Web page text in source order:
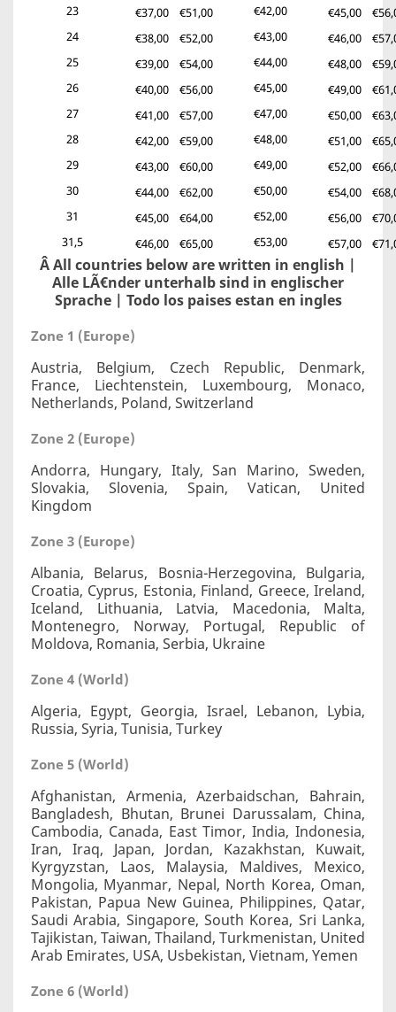
23 €37,00 €51,00 €42,00 €45,00
24
€38,00 €52,00 €43,00 €46,00
25
€39,00 €54,00 €44,00 €48,00
26
€40,00 €56,00 €45,00 €49,00
27
€41,00 €57,00 €47,00 €50,00
28
€42,00 €59,00 €48,00 €51,00
29
€43,00 €60,00 €49,00 €52,00
30
€44,00 €62,00 €50,00 €54,00
31
€45,00 €64,00 €52,00 €56,00
31,5
€46,00 €65,00 €53,00 €57,00
Â All countries below are written in english |
Alle LÃ€nder unterhalb sind in englischer
Sprache | Todo los paises estan en ingles
Zone 1 (Europe)
Austria, Belgium, Czech Republic, Denmark,
France, Liechtenstein, Luxembourg, Monaco,
Netherlands, Poland, Switzerland
Zone 2 (Europe)
Andorra, Hungary, Italy, San Marino, Sweden,
Slovakia, Slovenia, Spain, Vatican, United
Kingdom
Zone 3 (Europe)
Albania, Belarus, Bosnia-Herzegovina, Bulgaria,
Croatia, Cyprus, Estonia, Finland, Greece, Ireland,
Iceland, Lithuania, Latvia, Macedonia, Malta,
Montenegro, Norway, Portugal, Republic of
Moldova, Romania, Serbia, Ukraine
Zone 4 (World)
Algeria, Egypt, Georgia, Israel, Lebanon, Lybia,
Russia, Syria, Tunisia, Turkey
Zone 5 (World)
Afghanistan, Armenia, Azerbaidschan, Bahrain,
Bangladesh, Bhutan, Brunei Darussalam, China,
Cambodia, Canada, East Timor, India, Indonesia,
Iran, Iraq, Japan, Jordan, Kazakhstan, Kuwait,
Kyrgyzstan, Laos, Malaysia, Maldives, Mexico,
Mongolia, Myanmar, Nepal, North Korea, Oman,
Pakistan, Papua New Guinea, Philippines, Qatar,
Saudi Arabia, Singapore, South Korea, Sri Lanka,
Tajikistan, Taiwan, Thailand, Turkmenistan, United
Arab Emirates, USA, Usbekistan, Vietnam, Yemen
Zone 6 (World)